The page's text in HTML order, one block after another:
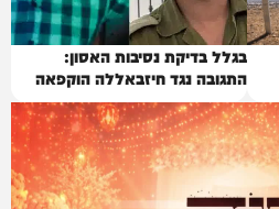
בגלל בדיקת נסיבות האסון:
התגובה נגד חיזבאללה הוקפאה